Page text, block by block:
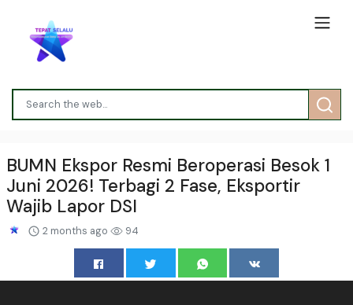
BUMN Ekspor Resmi Beroperasi Besok 1
Juni 2026! Terbagi 2 Fase, Eksportir
Wajib Lapor DSI
2 months ago 94